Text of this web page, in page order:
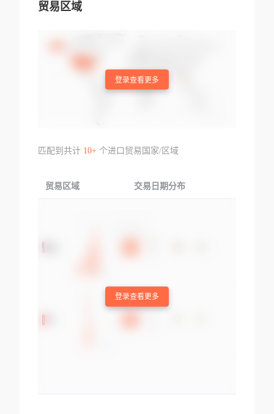
贸易区域
登录查看更多
匹配到共计 10+个进口贸易国家/区域
贸易区域 交易日期分布
登录查看更多